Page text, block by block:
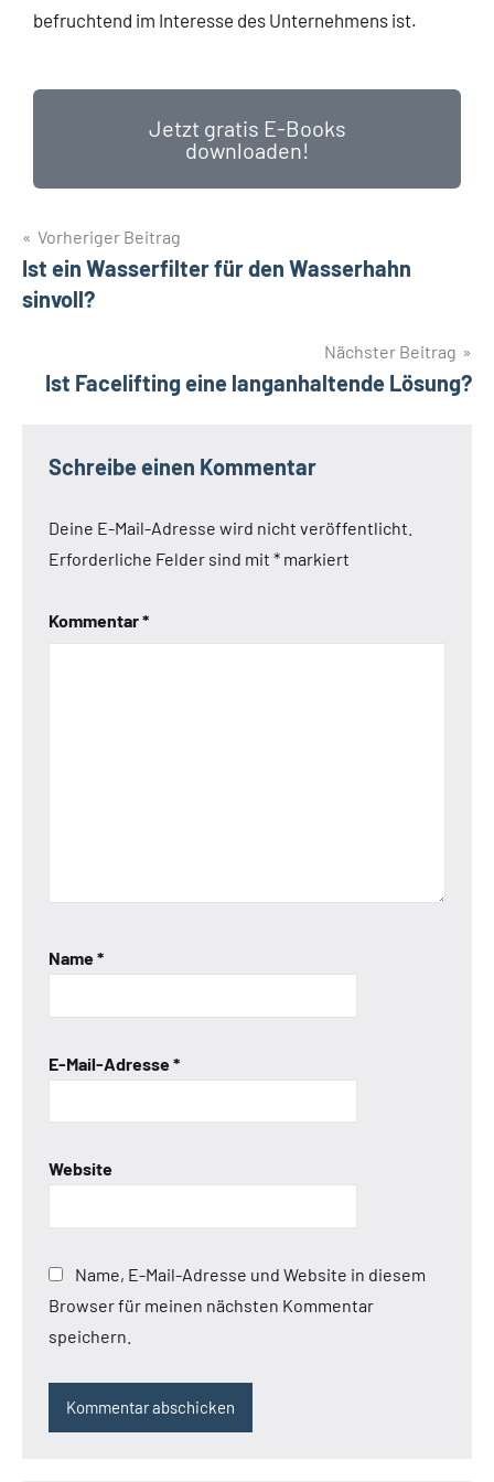
befruchtend im Interesse des Unternehmens ist.
Jetzt gratis E-Books
downloaden!
Vorheriger Beitrag
Ist ein Wasserfilter für den Wasserhahn
sinvoll?
Nächster Beitrag
Ist Facelifting eine langanhaltende Lösung?
Schreibe einen Kommentar
Deine E-Mail-Adresse wird nicht veröffentlicht.
Erforderliche Felder sind mit * markiert
Kommentar*
Name*
E-Mail-Adresse*
Website
Name, E-Mail-Adresse und Website in diesem
Browser für meinen nächsten Kommentar
speichern.